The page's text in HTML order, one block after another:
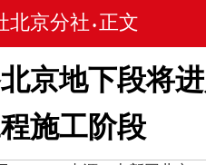
北京分社 • 正文
京地下段将
施工阶段